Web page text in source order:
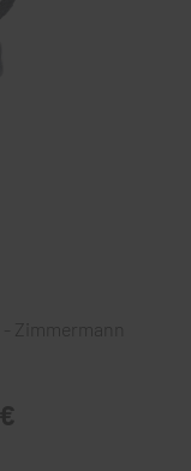
Zimmermann